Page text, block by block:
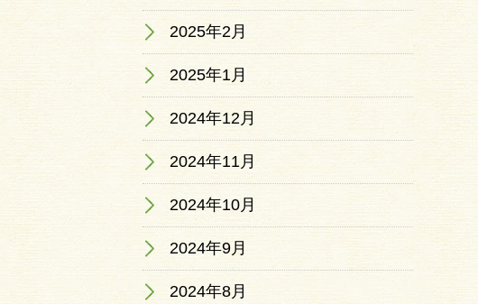
2025年2月
2025年1月
2024年12月
2024年11月
2024年10月
2024年9月
2024年8月